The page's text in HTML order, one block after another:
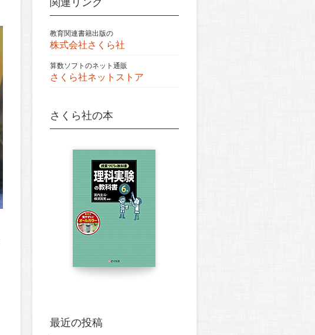
関連リンク
教育関連書籍出版の
株式会社さくら社
算数ソフトのネット通販
さくら社ネットストア
さくら社の本
最近の投稿